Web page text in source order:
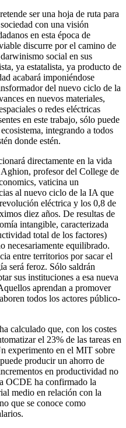
ser una hoja de ruta para
con una visión
en esta época de
discurre por el camino de
social en sus
ya estatalista, ya producto de
acabará imponiéndose
del nuevo ciclo de la
en nuevos materiales,
o redes eléctricas
en este trabajo, sólo puede
integrando a todos
donde estén.
directamente en la vida
profesor del College de
vaticina un
al nuevo ciclo de la IA que
eléctrica y los 0,8 de
diez años. De resultas de
intangible, caracterizada
total de los factores)
necesariamente equilibrado.
entre territorios por sacar el
será feroz. Sólo saldrán
sus instituciones a esa nueva
aprendan a promover
todos los actores público-
calculado que, con los costes
el 23% de las tareas en
experimento en el MIT sobre
producir un ahorro de
en productividad no
OCDE ha confirmado la
medio en relación con la
que se conoce como